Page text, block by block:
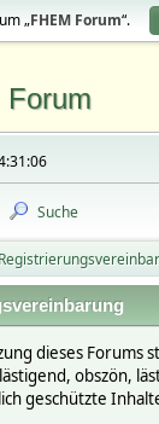
„FHEM Forum“.
Forum
Suche
dieses Forums
obszön,
geschützte